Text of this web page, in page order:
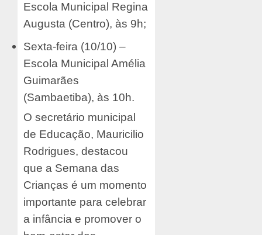
Escola Municipal Regina
Augusta (Centro), às 9h;
Sexta-feira (10/10) –
Escola Municipal Amélia
Guimarães
(Sambaetiba), às 10h.
O secretário municipal
de Educação, Mauricilio
Rodrigues, destacou
que a Semana das
Crianças é um momento
importante para celebrar
a infância e promover o